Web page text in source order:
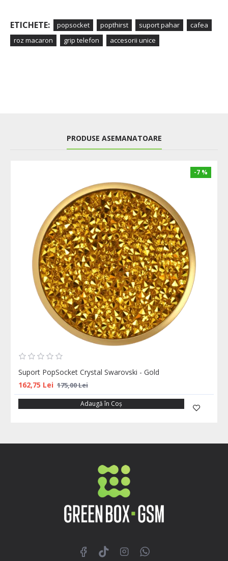
ETICHETE: popsocket popthirst suport pahar
cafea
roz macaron
grip telefon accesorii unice
PRODUSE ASEMANATOARE
-7 %
Suport PopSocket Crystal Swarovski - Gold
162,75 Lei 175,00 Lei
Adaugă în Coş